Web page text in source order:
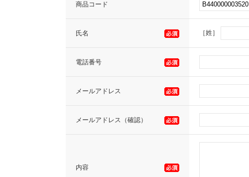
商品コード
氏名 ［姓］
電話番号
メールアドレス
メールアドレス（確認）
内容